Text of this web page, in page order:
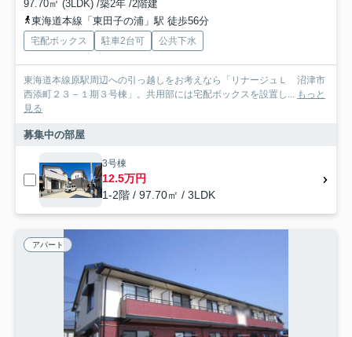
97.70㎡ (3LDK) /築2年 /2階建
東海道本線「東田子の浦」駅 徒歩56分
宅配ボックス 駐車2台可 公共下水
東海道本線原駅周辺への引っ越しをお考えなら「リナージュＬ 沼津市
西添町２３－１期３号棟」。共用部には宅配ボックスを設置し... もっと
見る
募集中の部屋
3号棟
12.5万円
1-2階 / 97.70㎡ / 3LDK
アパート